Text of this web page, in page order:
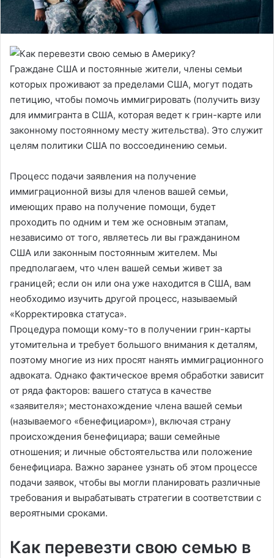
Граждане США и постоянные жители, члены семьи
которых проживают за пределами США, могут подать
петицию, чтобы помочь иммигрировать (получить визу
для иммигранта в США, которая ведет к грин-карте или
законному постоянному месту жительства). Это служит
целям политики США по воссоединению семьи.
Процесс подачи заявления на получение
иммиграционной визы для членов вашей семьи,
имеющих право на получение помощи, будет
проходить по одним и тем же основным этапам,
независимо от того, являетесь ли вы гражданином
США или законным постоянным жителем. Мы
предполагаем, что член вашей семьи живет за
границей; если он или она уже находится в США, вам
необходимо изучить другой процесс, называемый
«Корректировка статуса».
Процедура помощи кому-то в получении грин-карты
утомительна и требует большого внимания к деталям,
поэтому многие из них просят нанять иммиграционного
адвоката. Однако фактическое время обработки зависит
от ряда факторов: вашего статуса в качестве
«заявителя»; местонахождение члена вашей семьи
(называемого «бенефициаром»), включая страну
происхождения бенефициара; ваши семейные
отношения; и личные обстоятельства или положение
бенефициара. Важно заранее узнать об этом процессе
подачи заявок, чтобы вы могли планировать различные
требования и вырабатывать стратегии в соответствии с
вероятными сроками.
Как перевезти свою семью в